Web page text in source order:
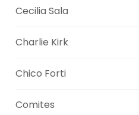
Cecilia Sala
Charlie Kirk
Chico Forti
Comites